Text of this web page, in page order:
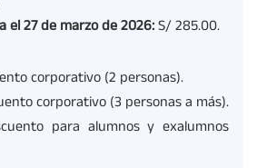
el 27 de marzo de 2026:S/ 285.00.
corporativo (2 personas).
corporativo (3 personas a más).
para alumnos y exalumnos